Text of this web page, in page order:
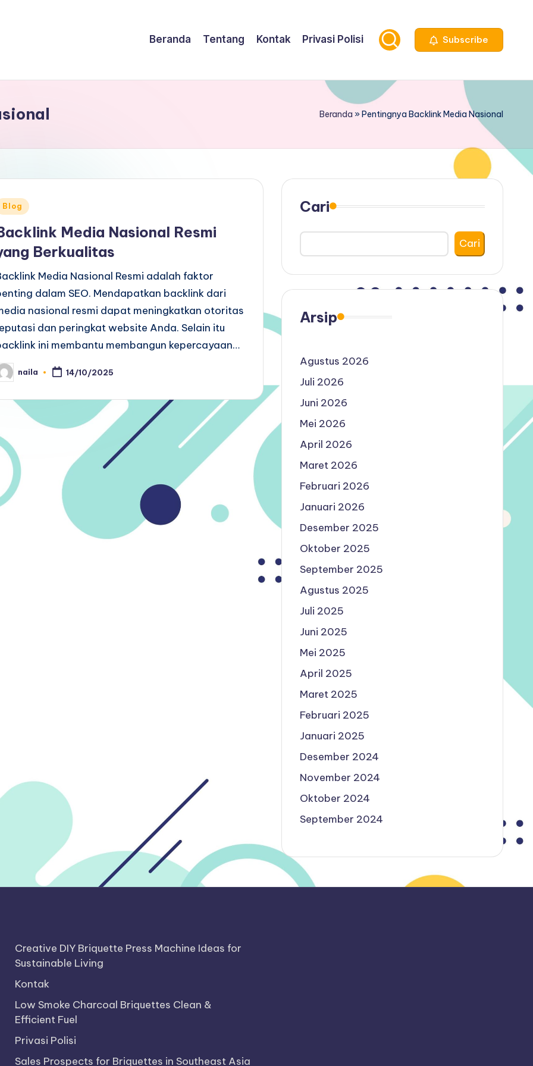
Beranda Tentang Kontak Privasi Polisi Subscribe
Beranda »Pentingnya Backlink Media Nasional
Blog
Media Nasional Resmi
Berkualitas
Media Nasional Resmi adalah faktor
dalam SEO. Mendapatkan backlink dari
nasional resmi dapat meningkatkan otoritas
dan peringkat website Anda. Selain itu
ini membantu membangun kepercayaan…
naila 14/10/2025
Cari
Cari
Arsip
Agustus 2026
Juli 2026
Juni 2026
Mei 2026
April 2026
Maret 2026
Februari 2026
Januari 2026
Desember 2025
Oktober 2025
September 2025
Agustus 2025
Juli 2025
Juni 2025
Mei 2025
April 2025
Maret 2025
Februari 2025
Januari 2025
Desember 2024
November 2024
Oktober 2024
September 2024
Creative DIY Briquette Press Machine Ideas for
Sustainable Living
Kontak
Low Smoke Charcoal Briquettes Clean &
Efficient Fuel
Privasi Polisi
Sales Prospects for Briquettes in Southeast Asia